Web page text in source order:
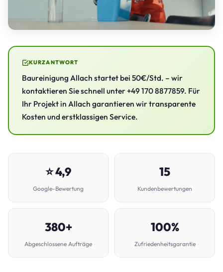
KURZANTWORT
Baureinigung Allach startet bei 50€/Std. – wir
kontaktieren Sie schnell unter +49 170 8877859. Für
Ihr Projekt in Allach garantieren wir transparente
Kosten und erstklassigen Service.
⭐ 4,9
Google-Bewertung
15
Kundenbewertungen
380+
Abgeschlossene Aufträge
100%
Zufriedenheitsgarantie